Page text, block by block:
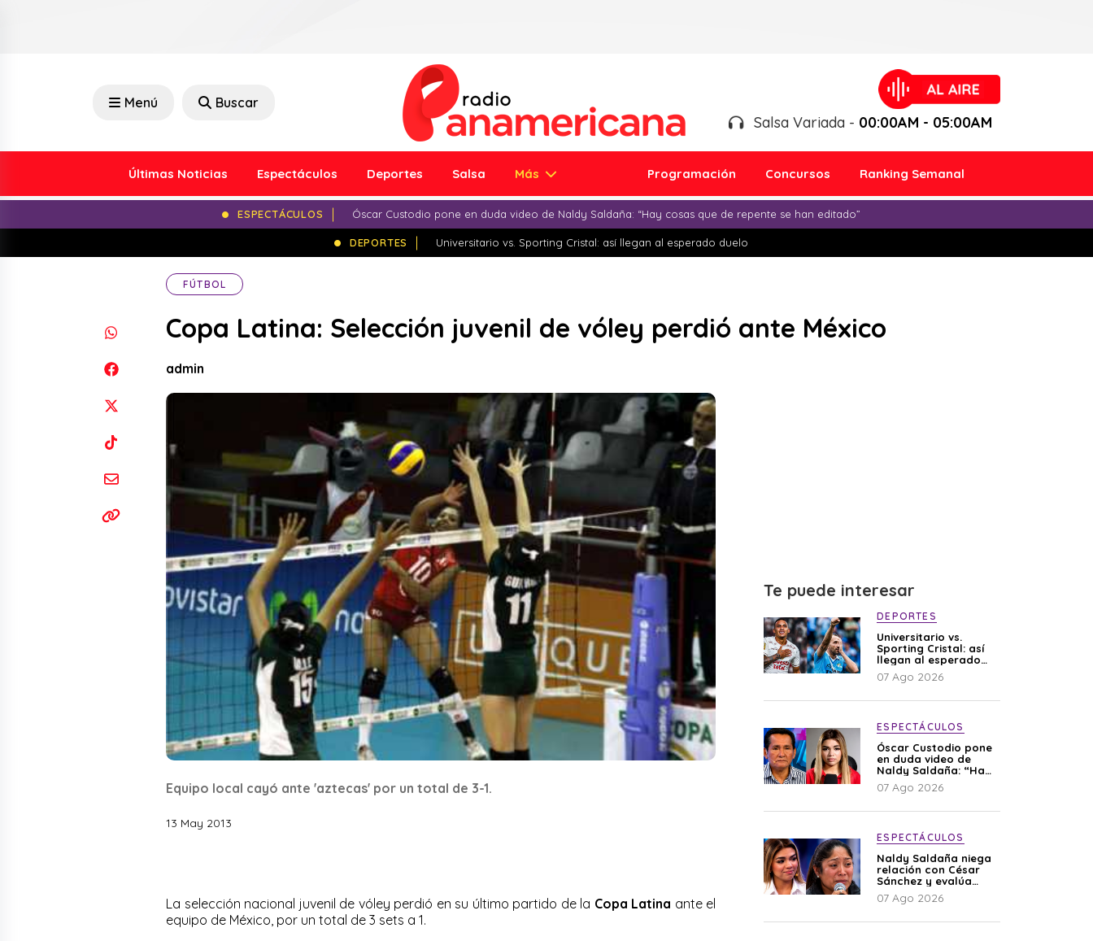
Menú Buscar
Salsa Variada - 00:00AM - 05:00AM
Últimas Noticias Espectáculos Deportes Salsa Más Programación Concursos Ranking Semanal
ESPECTÁCULOS Óscar Custodio pone en duda video de Naldy Saldaña: “Hay cosas que de repente se han editado”
DEPORTES Universitario vs. Sporting Cristal: así llegan al esperado duelo
FÚTBOL
Copa Latina: Selección juvenil de vóley perdió ante México
admin
Equipo local cayó ante 'aztecas' por un total de 3-1.
13 May 2013
La selección nacional juvenil de vóley perdió en su último partido de la Copa Latina ante el
equipo de México, por un total de 3 sets a 1.
Te puede interesar
DEPORTES
Universitario vs.
Sporting Cristal: así
llegan al esperado
duelo
07 Ago 2026
ESPECTÁCULOS
Óscar Custodio pone
en duda video de
Naldy Saldaña: “Hay
cosas que de repente
se han editado”
07 Ago 2026
ESPECTÁCULOS
Naldy Saldaña niega
relación con César
Sánchez y evalúa
denunciar a su
esposa: “Es una
07 Ago 2026